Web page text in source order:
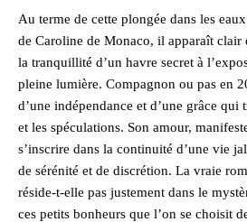
Au terme de cette plongée dans les
de Caroline de Monaco, il apparaît clair
la tranquillité d’un havre secret à
pleine lumière. Compagnon ou pas en
d’une indépendance et d’une grâce qui
et les spéculations. Son amour,
s’inscrire dans la continuité d’une vie
de sérénité et de discrétion. La vraie
réside-t-elle pas justement dans le
ces petits bonheurs que l’on se choisit